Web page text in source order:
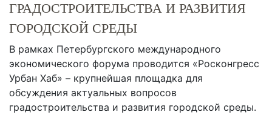
ГРАДОСТРОИТЕЛЬСТВА И РАЗВИТИЯ
ГОРОДСКОЙ СРЕДЫ
В рамках Петербургского международного
экономического форума проводится «Росконгресс
Урбан Хаб» – крупнейшая площадка для
обсуждения актуальных вопросов
градостроительства и развития городской среды.